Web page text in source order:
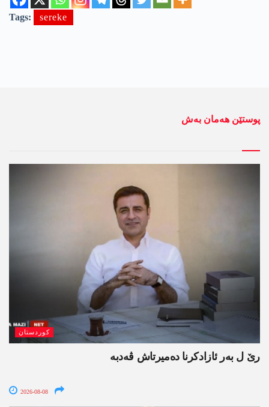
Tags: sereke
پوستێن ھەمان بەش
کوردستان
رێ ل بەر ئازادکرنا دەمیرتاش ڤەدبە
2026-08-08